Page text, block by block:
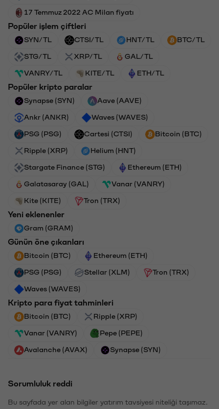
17 Temmuz 2022 AC Milan fiyatı
Popüler işlem çiftleri
SYN/TL CTSI/TL HNT/TL BTC/TL
STG/TL XRP/TL GAL/TL
VANRY/TL KITE/TL ETH/TL
Popüler kripto paralar
Synapse (SYN) Aave (AAVE)
Ankr (ANKR) Waves (WAVES)
PSG (PSG) Cartesi (CTSI) Bitcoin (BTC)
Ripple (XRP) Helium (HNT)
Stargate Finance (STG) Ethereum (ETH)
Galatasaray (GAL) Vanar (VANRY)
Kite (KITE) Tron (TRX)
Yeni eklenenler
Gram (GRAM)
Günün öne çıkanları
Bitcoin (BTC) Ethereum (ETH)
PSG (PSG) Stellar (XLM) Tron (TRX)
Waves (WAVES)
Kripto para fiyat tahminleri
Bitcoin (BTC) Ripple (XRP)
Vanar (VANRY) Pepe (PEPE)
Avalanche (AVAX) Synapse (SYN)
Sorumluluk reddi
Bu sayfada yer alan bilgiler yatırım tavsiyesi niteliği taşımaz.